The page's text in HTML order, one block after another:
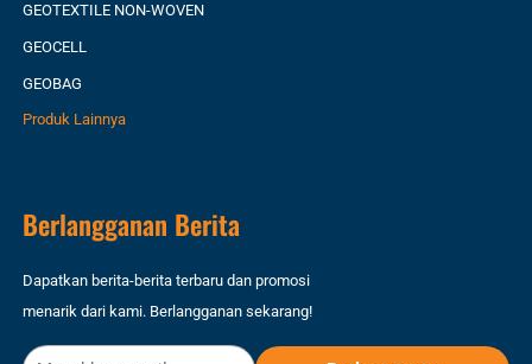
GEOTEXTILE NON-WOVEN
GEOCELL
GEOBAG
Produk Lainnya
Berlangganan Berita
Dapatkan berita-berita terbaru dan promosi
menarik dari kami. Berlangganan sekarang!